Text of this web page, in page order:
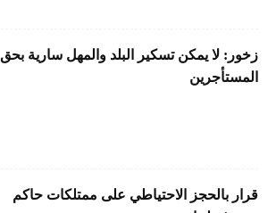
زخور: لا يمكن تسكير البلد والمهل سارية بحق
المستأجرين
قرار بالحجز الاحتياطي على ممتلكات حاكم